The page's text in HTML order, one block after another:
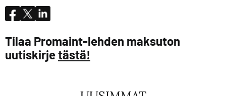
Tilaa Promaint-lehden maksuton
uutiskirjetästä!